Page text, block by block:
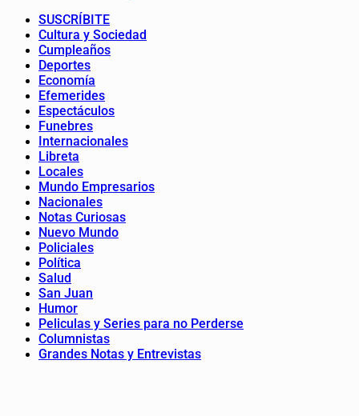
SUSCRÍBITE
Cultura y Sociedad
Cumpleaños
Deportes
Economía
Efemerides
Espectáculos
Funebres
Internacionales
Libreta
Locales
Mundo Empresarios
Nacionales
Notas Curiosas
Nuevo Mundo
Policiales
Política
Salud
San Juan
Humor
Peliculas y Series para no Perderse
Columnistas
Grandes Notas y Entrevistas